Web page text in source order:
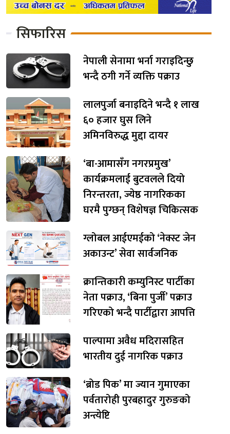
सिफारिस
नेपाली सेनामा भर्ना गराइदिन्छु
भन्दै ठगी गर्ने व्यक्ति पक्राउ
लालपुर्जा बनाइदिने भन्दै १ लाख
६० हजार घुस लिने
अमिनविरुद्ध मुद्दा दायर
‘बा-आमासँग नगरप्रमुख’
कार्यक्रमलाई बुटवलले दियो
निरन्तरता, ज्येष्ठ नागरिकका
घरमै पुग्छन् विशेषज्ञ चिकित्सक
ग्लोबल आईएमईको ‘नेक्स्ट जेन
अकाउन्ट’ सेवा सार्वजनिक
क्रान्तिकारी कम्युनिस्ट पार्टीका
नेता पक्राउ, ‘बिना पुर्जी’ पक्राउ
गरिएको भन्दै पार्टीद्वारा आपत्ति
पाल्पामा अवैध मदिरासहित
भारतीय दुई नागरिक पक्राउ
‘ब्रोड पिक’ मा ज्यान गुमाएका
पर्वतारोही पुरबहादुर गुरुङको
अन्त्येष्टि